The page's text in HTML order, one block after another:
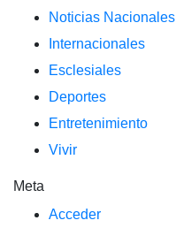
Noticias Nacionales
Internacionales
Esclesiales
Deportes
Entretenimiento
Vivir
Meta
Acceder